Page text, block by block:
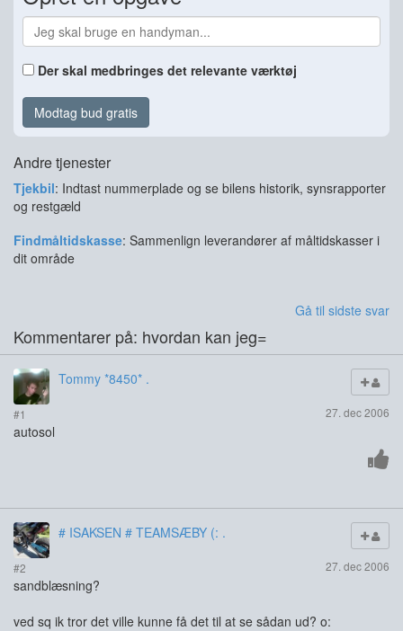
Der skal medbringes det relevante værktøj
Modtag bud gratis
Andre tjenester
Tjekbil: Indtast nummerplade og se bilens historik, synsrapporter
og restgæld
Findmåltidskasse: Sammenlign leverandører af måltidskasser i
dit område
Gå til sidste svar
Kommentarer på: hvordan kan jeg=
Tommy *8450* .
#1 27. dec 2006
autosol
# ISAKSEN # TEAMSÆBY (: .
#2 27. dec 2006
sandblæsning?
ved sq ik tror det ville kunne få det til at se sådan ud? o: